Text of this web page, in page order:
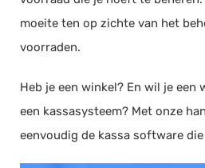
moeite ten op zichte van het
voorraden.
Heb je een winkel? En wil je
een kassasysteem? Met onze
eenvoudig de kassa software